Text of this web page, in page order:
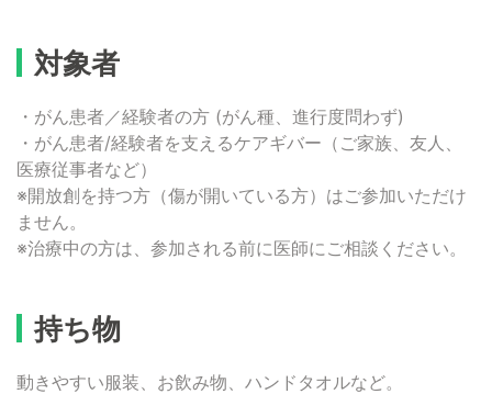
対象者
・がん患者／経験者の方 (がん種、進行度問わず)
・がん患者/経験者を支えるケアギバー（ご家族、友人、
医療従事者など）
※開放創を持つ方（傷が開いている方）はご参加いただけ
ません。
※治療中の方は、参加される前に医師にご相談ください。
持ち物
動きやすい服装、お飲み物、ハンドタオルなど。